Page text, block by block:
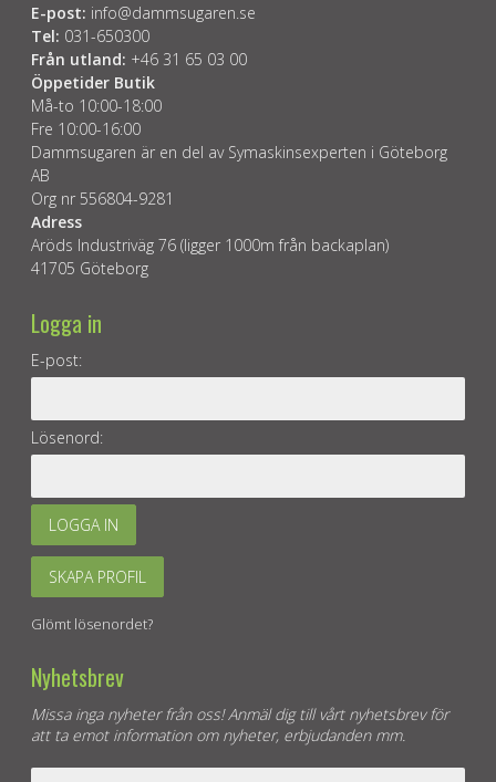
E-post: info@dammsugaren.se
Tel: 031-650300
Från utland: +46 31 65 03 00
Öppetider Butik
Må-to 10:00-18:00
Fre 10:00-16:00
Dammsugaren är en del av Symaskinsexperten i Göteborg
AB
Org nr 556804-9281
Adress
Aröds Industriväg 76 (ligger 1000m från backaplan)
41705 Göteborg
Logga in
E-post:
Lösenord:
LOGGA IN
SKAPA PROFIL
Glömt lösenordet?
Nyhetsbrev
Missa inga nyheter från oss! Anmäl dig till vårt nyhetsbrev för
att ta emot information om nyheter, erbjudanden mm.